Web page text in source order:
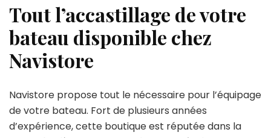
Tout l’accastillage de votre
bateau disponible chez
Navistore
Navistore propose tout le nécessaire pour l’équipage
de votre bateau. Fort de plusieurs années
d’expérience, cette boutique est réputée dans la